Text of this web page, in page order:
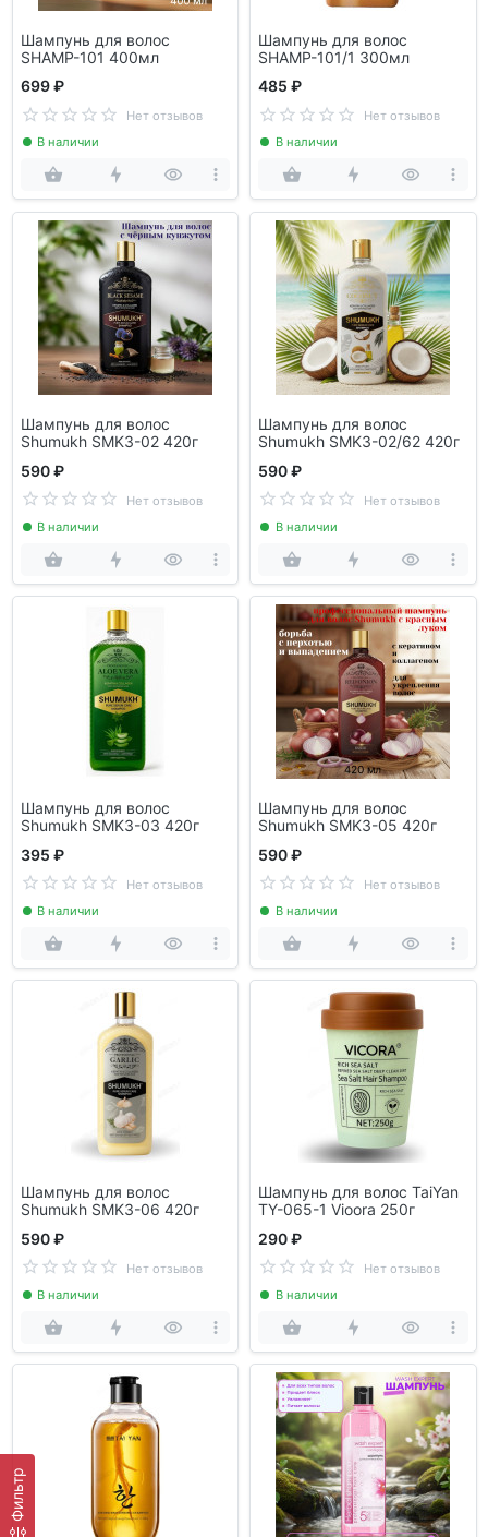
Фильтр
Шампунь для волос
SHAMP-101 400мл
699 ₽
Нет отзывов
В наличии
Шампунь для волос
SHAMP-101/1 300мл
485 ₽
Нет отзывов
В наличии
Шампунь для волос
Shumukh SMK3-02 420г
590 ₽
Нет отзывов
В наличии
Шампунь для волос
Shumukh SMK3-02/62 420г
590 ₽
Нет отзывов
В наличии
Шампунь для волос
Shumukh SMK3-03 420г
395 ₽
Нет отзывов
В наличии
Шампунь для волос
Shumukh SMK3-05 420г
590 ₽
Нет отзывов
В наличии
Шампунь для волос
Shumukh SMK3-06 420г
590 ₽
Нет отзывов
В наличии
Шампунь для волос TaiYan
TY-065-1 Vioora 250г
290 ₽
Нет отзывов
В наличии